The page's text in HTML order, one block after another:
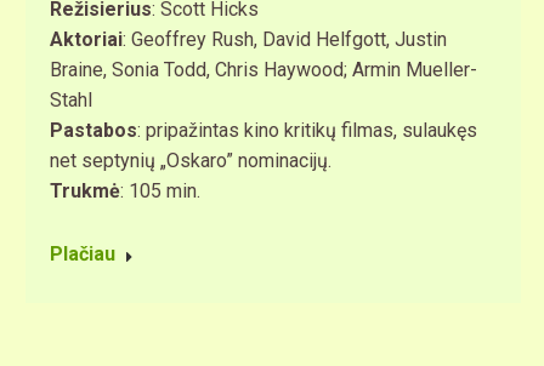
Režisierius: Scott Hicks
Aktoriai: Geoffrey Rush, David Helfgott, Justin
Braine, Sonia Todd, Chris Haywood; Armin Mueller-
Stahl
Pastabos: pripažintas kino kritikų filmas, sulaukęs
net septynių „Oskaro” nominacijų.
Trukmė: 105 min.
Plačiau